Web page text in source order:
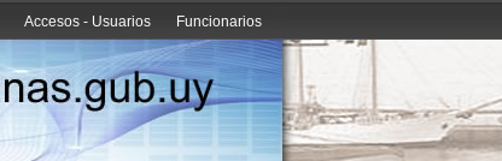
Funcionarios
Accesos - Usuarios